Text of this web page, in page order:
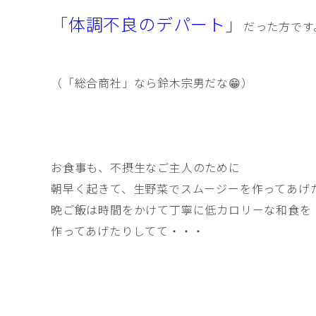
「体調不良のデパート 」 だった方で
（「総合商社」なら鈴木宗男だな😁）
お食事も、不摂生なご主人のために
朝早く起きて、生野菜でスムージーを作ってあげ
晩ご飯は時間をかけて丁寧に低カロリーな和食を
作ってあげたりしてて・・・